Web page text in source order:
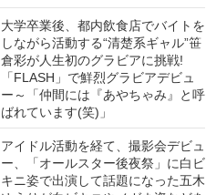
大学卒業後、都内飲食店でバイトを
しながら活動する“清楚系ギャル”笹
倉彩が人生初のグラビアに挑戦!
「FLASH」で鮮烈グラビアデビュ
ー～「仲間には『あやちゃみ』と呼
ばれています(笑)」
アイドル活動を経て、撮影会デビュ
ー、「オールスター後夜祭」に白ビ
キニ姿で出演して話題になった五木